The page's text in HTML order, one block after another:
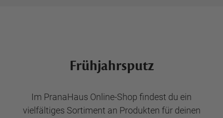
Frühjahrsputz
Im PranaHaus Online-Shop findest du ein
vielfältiges Sortiment an Produkten für deinen